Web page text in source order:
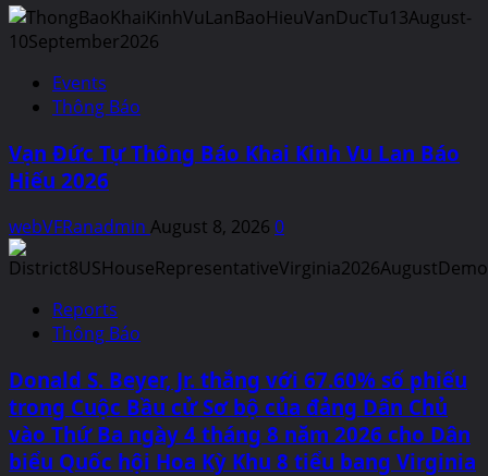
Events
Thông Báo
Vạn Đức Tự Thông Báo Khai Kinh Vu Lan Báo
Hiếu 2026
webVFRanadmin August 8, 2026 0
Reports
Thông Báo
Donald S. Beyer, Jr. thắng với 67.60% số phiếu
trong Cuộc Bầu cử Sơ bộ của đảng Dân Chủ
vào Thứ Ba ngày 4 tháng 8 năm 2026 cho Dân
biểu Quốc hội Hoa Kỳ Khu 8 tiểu bang Virginia